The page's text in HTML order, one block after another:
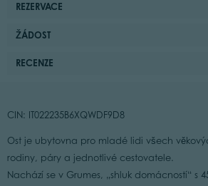
REZERVACE
ŽÁDOST
RECENZE
CIN: IT022235B6XQWDF9D8
Ost je ubytovna pro mladé lidi všech
rodiny, páry a jednotlivé cestovatele.
Nachází se v Grumes, „shluk domácností“ s